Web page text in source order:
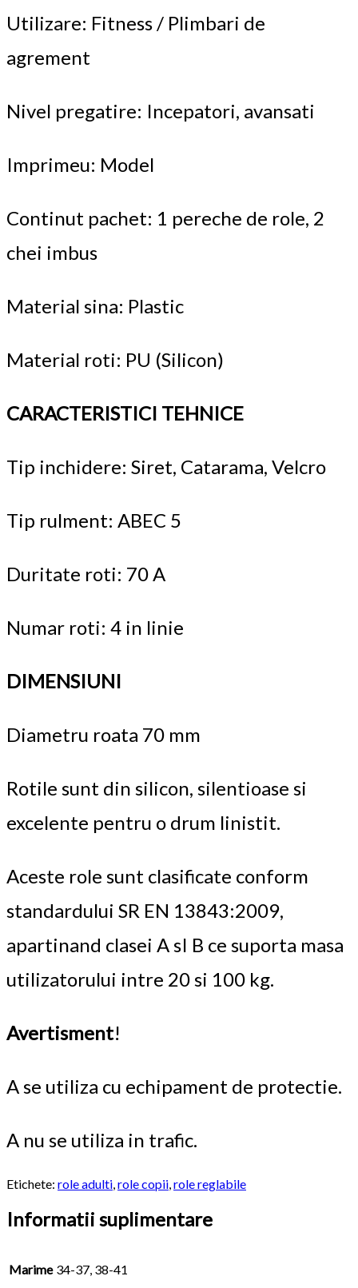
Utilizare: Fitness / Plimbari de
agrement
Nivel pregatire: Incepatori, avansati
Imprimeu: Model
Continut pachet: 1 pereche de role, 2
chei imbus
Material sina: Plastic
Material roti: PU (Silicon)
CARACTERISTICI TEHNICE
Tip inchidere: Siret, Catarama, Velcro
Tip rulment: ABEC 5
Duritate roti: 70 A
Numar roti: 4 in linie
DIMENSIUNI
Diametru roata 70 mm
Rotile sunt din silicon, silentioase si
excelente pentru o drum linistit.
Aceste role sunt clasificate conform
standardului SR EN 13843:2009,
apartinand clasei A sI B ce suporta masa
utilizatorului intre 20 si 100 kg.
Avertisment!
A se utiliza cu echipament de protectie.
A nu se utiliza in trafic.
Etichete: role adulti,role copii,role reglabile
Informatii suplimentare
Marime 34-37, 38-41